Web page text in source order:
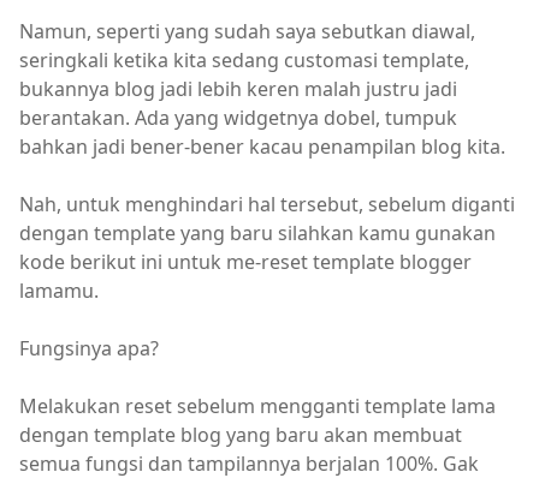
Namun, seperti yang sudah saya sebutkan diawal,
seringkali ketika kita sedang customasi template,
bukannya blog jadi lebih keren malah justru jadi
berantakan. Ada yang widgetnya dobel, tumpuk
bahkan jadi bener-bener kacau penampilan blog kita.
Nah, untuk menghindari hal tersebut, sebelum diganti
dengan template yang baru silahkan kamu gunakan
kode berikut ini untuk me-reset template blogger
lamamu.
Fungsinya apa?
Melakukan reset sebelum mengganti template lama
dengan template blog yang baru akan membuat
semua fungsi dan tampilannya berjalan 100%. Gak